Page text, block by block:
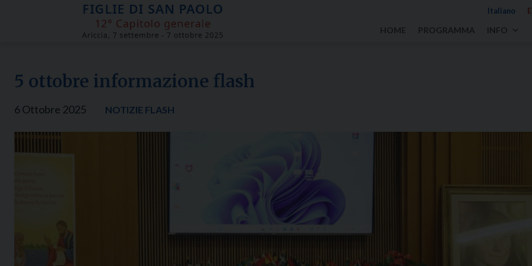
Italiano
HOME PROGRAMMA INFO
5 ottobre informazione flash
6 Ottobre 2025 NOTIZIE FLASH